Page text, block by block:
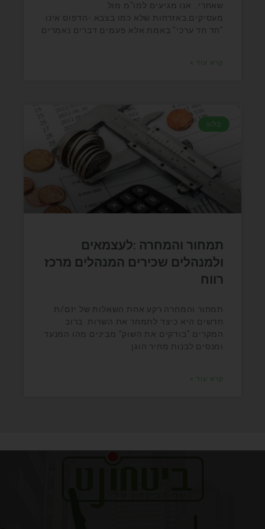
שאחרי.. אנו מגיעים למו"מ מול
מעסיקים.באזרחות שלא כמו בצבא -הדפוס אינו
"חד חד ערכי" באמת.אלא פעמים דברים נאמרים
קרא עוד »
בלוג
תמחור והמחרה :לעצמאים
ולמנהלים שכירים המנהלים מרכז
רווח
תמחור והמחרה רקע אחת השאלות של יזם/ת
חדשים היא כיצד לתמחר את השרות. ברוב
המקרים "בודקים את השוק" מבינים מהו המנעד
ומנסים לבנות מחיר הוגן
קרא עוד »